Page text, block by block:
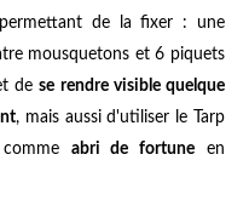
permettant de la fixer : une
mousquetons et 6 piquets
dese rendre visible quelque
, mais aussi d'utiliser le Tarp
abri de fortune en